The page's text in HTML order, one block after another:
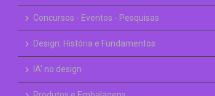
Concursos - Eventos - Pesquisas
Design: História e Fundamentos
IA' no design